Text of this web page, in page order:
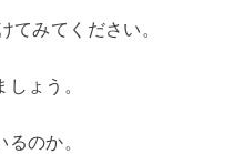
てみてください。
ょう。
のか。